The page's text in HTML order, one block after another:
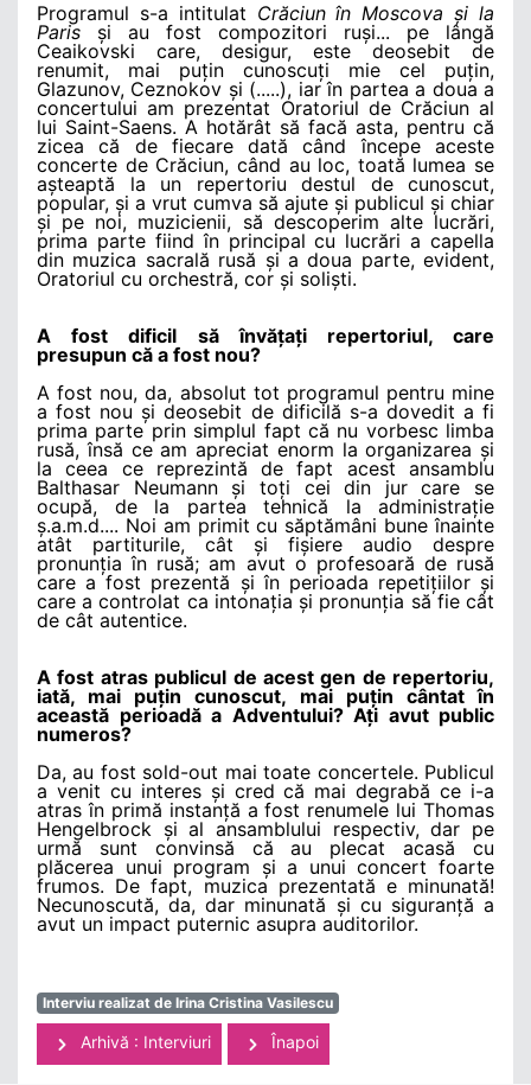
Programul s-a intitulat Crăciun în Moscova și la
Paris și au fost compozitori ruși... pe lângă
Ceaikovski care, desigur, este deosebit de
renumit, mai puțin cunoscuți mie cel puțin,
Glazunov, Ceznokov și (.....), iar în partea a doua a
concertului am prezentat Oratoriul de Crăciun al
lui Saint-Saens. A hotărât să facă asta, pentru că
zicea că de fiecare dată când începe aceste
concerte de Crăciun, când au loc, toată lumea se
așteaptă la un repertoriu destul de cunoscut,
popular, și a vrut cumva să ajute și publicul și chiar
și pe noi, muzicienii, să descoperim alte lucrări,
prima parte fiind în principal cu lucrări a capella
din muzica sacrală rusă și a doua parte, evident,
Oratoriul cu orchestră, cor și soliști.
A fost dificil să învățați repertoriul, care
presupun că a fost nou?
A fost nou, da, absolut tot programul pentru mine
a fost nou și deosebit de dificilă s-a dovedit a fi
prima parte prin simplul fapt că nu vorbesc limba
rusă, însă ce am apreciat enorm la organizarea și
la ceea ce reprezintă de fapt acest ansamblu
Balthasar Neumann și toți cei din jur care se
ocupă, de la partea tehnică la administrație
ș.a.m.d.... Noi am primit cu săptămâni bune înainte
atât partiturile, cât și fișiere audio despre
pronunția în rusă; am avut o profesoară de rusă
care a fost prezentă și în perioada repetițiilor și
care a controlat ca intonația și pronunția să fie cât
de cât autentice.
A fost atras publicul de acest gen de repertoriu,
iată, mai puțin cunoscut, mai puțin cântat în
această perioadă a Adventului? Ați avut public
numeros?
Da, au fost sold-out mai toate concertele. Publicul
a venit cu interes și cred că mai degrabă ce i-a
atras în primă instanță a fost renumele lui Thomas
Hengelbrock și al ansamblului respectiv, dar pe
urmă sunt convinsă că au plecat acasă cu
plăcerea unui program și a unui concert foarte
frumos. De fapt, muzica prezentată e minunată!
Necunoscută, da, dar minunată și cu siguranță a
avut un impact puternic asupra auditorilor.
Interviu realizat de Irina Cristina Vasilescu
Arhivă : Interviuri Înapoi